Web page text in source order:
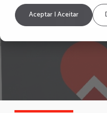
Aceptar | Aceitar